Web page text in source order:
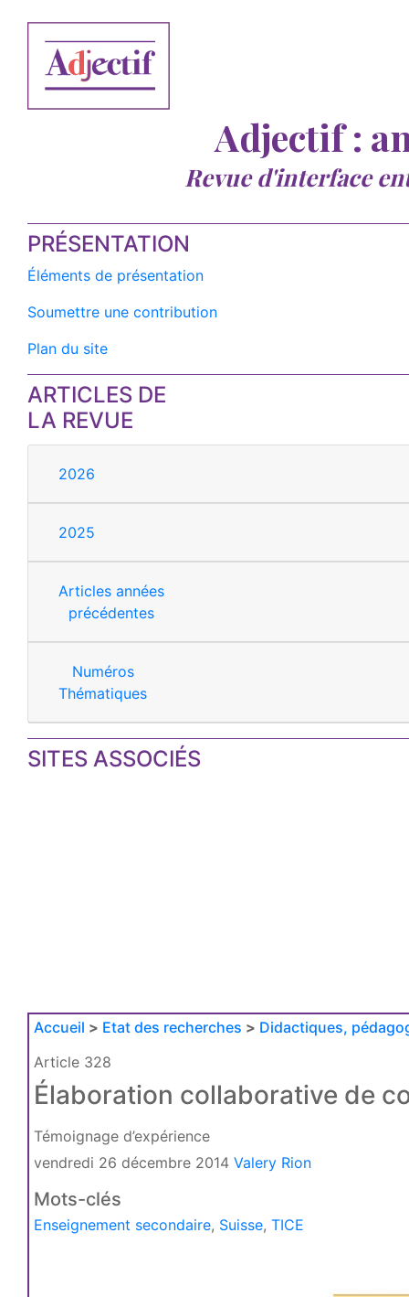
Adjectif :
Revue d'interface
PRÉSENTATION
Éléments de présentation
Soumettre une contribution
Plan du site
ARTICLES DE
LA REVUE
2026
2025
Articles années
précédentes
Numéros
Thématiques
SITES ASSOCIÉS
Accueil > Etat des recherches > Didactiques,
Article 328
Élaboration collaborative de
Témoignage d’expérience
vendredi 26 décembre 2014 Valery Rion
Mots-clés
Enseignement secondaire, Suisse, TICE